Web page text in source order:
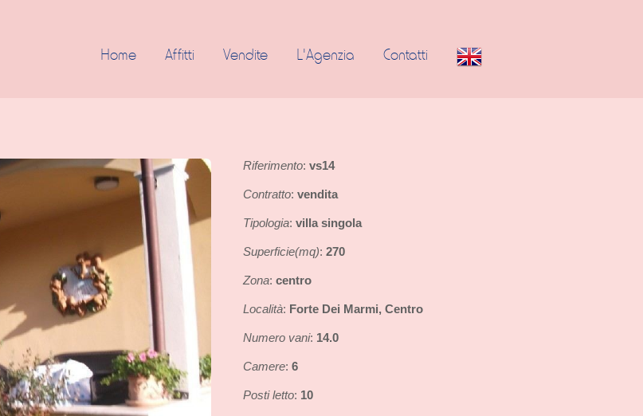
Home Affitti Vendite L'Agenzia Contatti
Riferimento: vs14
Contratto: vendita
Tipologia: villa singola
Superficie(mq): 270
Zona: centro
Località: Forte Dei Marmi, Centro
Numero vani: 14.0
Camere: 6
Posti letto: 10